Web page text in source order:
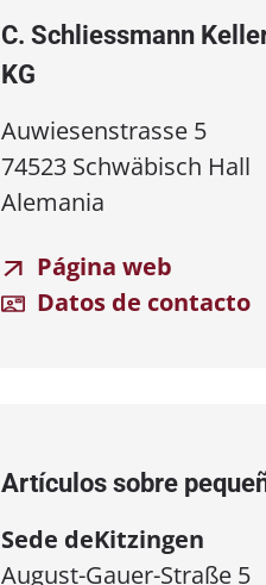
C. Schliessmann
KG
Auwiesenstrasse 5
74523 Schwäbisch Hall
Alemania
Página web
Datos de contacto
Artículos sobre
Sede deKitzingen
August-Gauer-Straße 5